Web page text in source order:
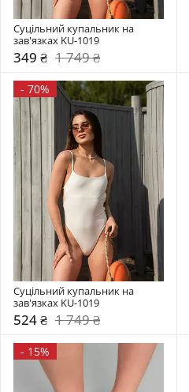
Суцільний купальник на
зав'язках KU-1019
349 ₴ 1 749 ₴
- 70%
Суцільний купальник на
зав'язках KU-1019
524 ₴ 1 749 ₴
- 15%